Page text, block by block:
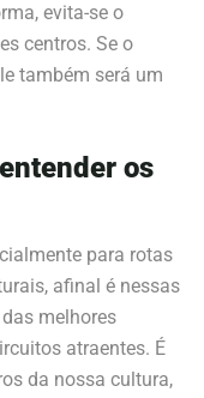
evita-se o
centros. Se o
também será um
os
para rotas
afinal é nessas
melhores
atraentes. É
da nossa cultura,